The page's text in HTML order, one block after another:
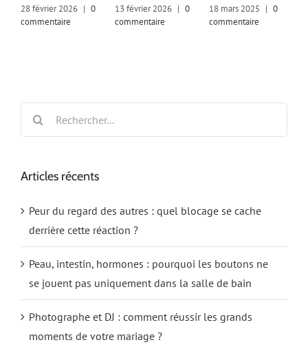
28 février 2026 | 0
commentaire
13 février 2026 | 0
commentaire
18 mars 2025 | 0
commentaire
Articles récents
Peur du regard des autres : quel blocage se cache
derrière cette réaction ?
Peau, intestin, hormones : pourquoi les boutons ne
se jouent pas uniquement dans la salle de bain
Photographe et DJ : comment réussir les grands
moments de votre mariage ?